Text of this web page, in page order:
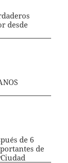
desde
de 6
de